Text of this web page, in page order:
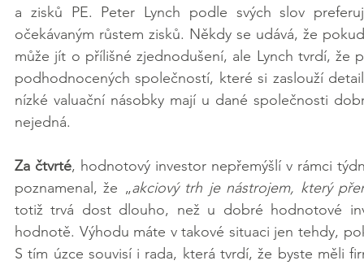
a zisků PE. Peter Lynch podle svých slov
očekávaným růstem zisků. Někdy se udává, že
může jít o přílišné zjednodušení, ale Lynch tvrdí, že
podhodnocených společností, které si zaslouží
nízké valuační násobky mají u dané společnosti
nejedná.
Za čtvrté, hodnotový investor nepřemýšlí v rámci
poznamenal, že „akciový trh je nástrojem, který
totiž trvá dost dlouho, než u dobré hodnotové
hodnotě. Výhodu máte v takové situaci jen tehdy,
S tím úzce souvisí i rada, která tvrdí, že byste měli